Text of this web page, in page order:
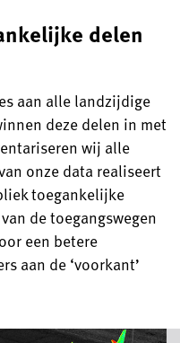
delen
aan alle landzijdige
deze delen in met
wij alle
onze data realiseert
toegankelijke
de toegangswegen
een betere
aan de ‘voorkant’